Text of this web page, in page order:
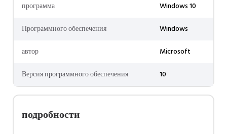
программа
Windows 10
Программного обеспечения
Windows
автор
Microsoft
Версия программного обеспечения
10
подробности